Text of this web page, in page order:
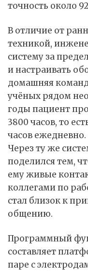
точность около
В отличие от
техникой,
систему за
и настраивать
домашняя
учёных рядом
годы пациент
3800 часов, то
часов ежедневно.
Через ту же
поделился тем,
ему живые
коллегами по
стал близок к
общению.
Программный
составляет
паре с